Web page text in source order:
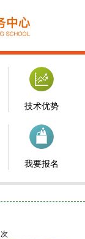
技术优势
我要报名